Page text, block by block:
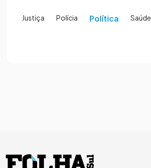
Justiça Polícia Política Saúde